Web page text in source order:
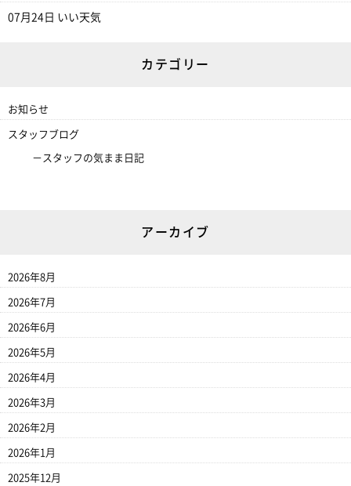
07月24日 いい天気
カテゴリー
お知らせ
スタッフブログ
スタッフの気まま日記
アーカイブ
2026年8月
2026年7月
2026年6月
2026年5月
2026年4月
2026年3月
2026年2月
2026年1月
2025年12月